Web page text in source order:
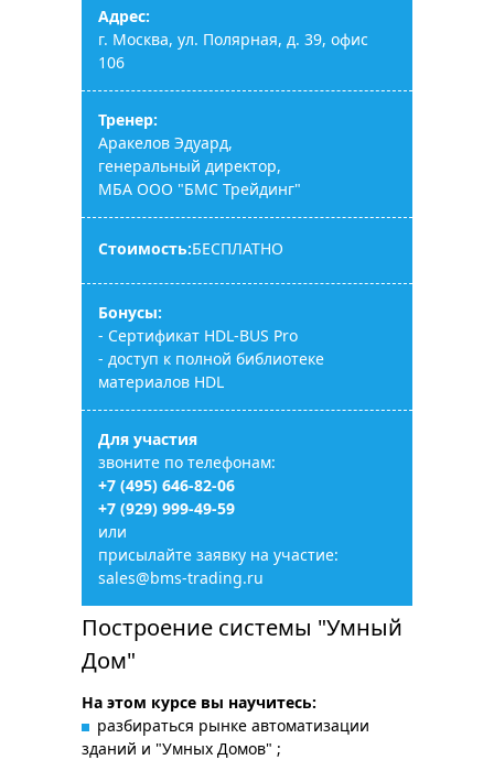
Адрес:
г. Москва, ул. Полярная, д. 39, офис
106
Тренер:
Аракелов Эдуард,
генеральный директор,
МБА ООО "БМС Трейдинг"
Стоимость:БЕСПЛАТНО
Бонусы:
- Сертификат HDL-BUS Pro
- доступ к полной библиотеке
материалов HDL
Для участия
звоните по телефонам:
+7 (495) 646-82-06
+7 (929) 999-49-59
или
присылайте заявку на участие:
sales@bms-trading.ru
Построение системы "Умный
Дом"
На этом курсе вы научитесь:
разбираться рынке автоматизации
зданий и "Умных Домов" ;